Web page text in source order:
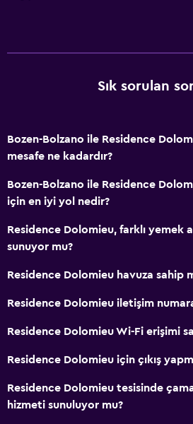
Sık sorulan
Bozen-Bolzano ile Residence
mesafe ne kadardır?
Bozen-Bolzano ile Residence
için en iyi yol nedir?
Residence Dolomieu, farklı yemek
sunuyor mu?
Residence Dolomieu havuza sahip
Residence Dolomieu iletişim
Residence Dolomieu Wi-Fi erişimi
Residence Dolomieu için çıkış
Residence Dolomieu tesisinde
hizmeti sunuluyor mu?